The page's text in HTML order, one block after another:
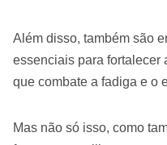
Além disso, também são
essenciais para fortalecer
que combate a fadiga e o
Mas não só isso, como